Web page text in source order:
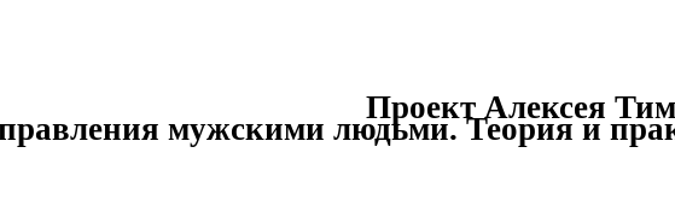
Проект Алексея
мужскими людьми.Теория и